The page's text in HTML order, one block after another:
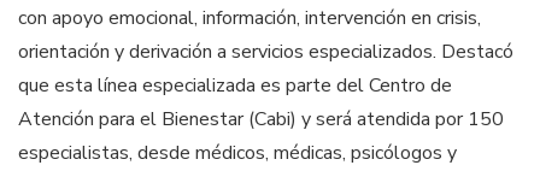
con apoyo emocional, información, intervención en crisis,
orientación y derivación a servicios especializados. Destacó
que esta línea especializada es parte del Centro de
Atención para el Bienestar (Cabi) y será atendida por 150
especialistas, desde médicos, médicas, psicólogos y